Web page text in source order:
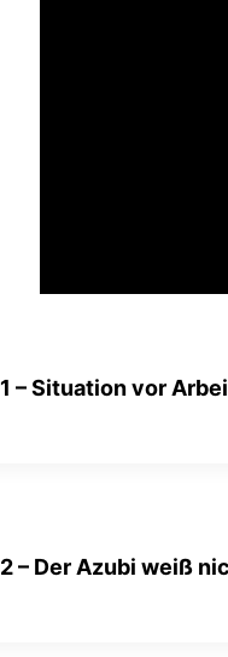
1 – Situation vor
2 – Der Azubi weiß